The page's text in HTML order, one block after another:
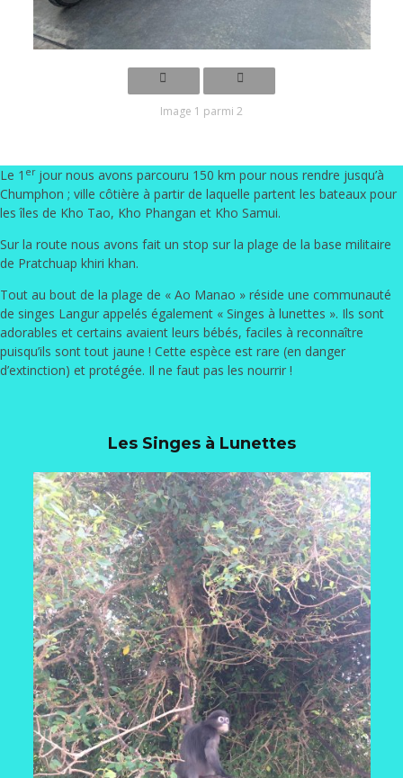
Image 1 parmi 2
Le 1 erjour nous avons parcouru 150 km pour nous rendre jusqu’à
Chumphon ; ville côtière à partir de laquelle partent les bateaux pour
les îles de Kho Tao, Kho Phangan et Kho Samui.
Sur la route nous avons fait un stop sur la plage de la base militaire
de Pratchuap khiri khan.
Tout au bout de la plage de « Ao Manao » réside une communauté
de singes Langur appelés également « Singes à lunettes ». Ils sont
adorables et certains avaient leurs bébés, faciles à reconnaître
puisqu’ils sont tout jaune ! Cette espèce est rare (en danger
d’extinction) et protégée. Il ne faut pas les nourrir !
Les Singes à Lunettes